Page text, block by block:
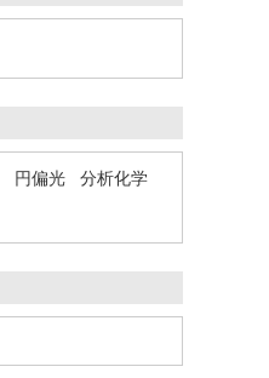
円偏光
分析化学